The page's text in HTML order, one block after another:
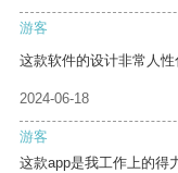
游客
这款软件的设计非常人性
2024-06-18
游客
这款app是我工作上的得